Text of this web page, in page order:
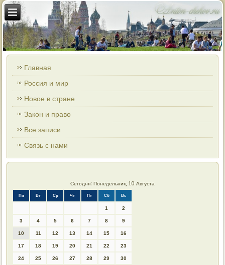
Главная
Россия и мир
Новое в стране
Закон и право
Все записи
Связь с нами
Сегодня: Понедельник, 10 Августа
Пн Вт Ср Чт Пт Сб Вс
1 2
3 4 5 6 7 8 9
10 11 12 13 14 15 16
17 18 19 20 21 22 23
24 25 26 27 28 29 30